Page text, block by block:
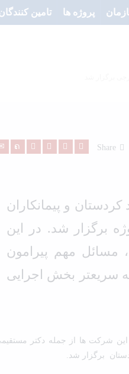
پروژه ها تامین
Share
و پیمانکاران
برگزار شد. در این
مسائل مهم پیرامون
سریعتر بخش اجرایی
این شرکت ها از جمله دکتر
برگزار شد.